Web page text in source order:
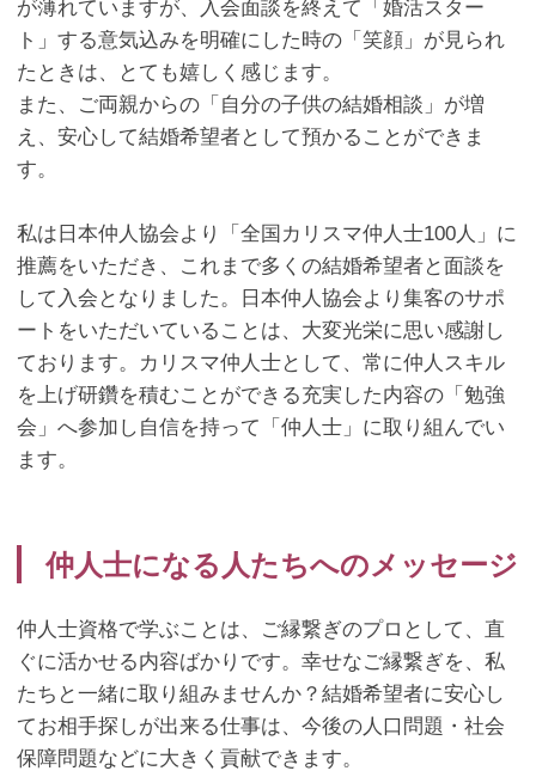
が薄れていますが、入会面談を終えて「婚活スター
ト」する意気込みを明確にした時の「笑顔」が見られ
たときは、とても嬉しく感じます。
また、ご両親からの「自分の子供の結婚相談」が増
え、安心して結婚希望者として預かることができま
す。
私は日本仲人協会より「全国カリスマ仲人士100人」に
推薦をいただき、これまで多くの結婚希望者と面談を
して入会となりました。日本仲人協会より集客のサポ
ートをいただいていることは、大変光栄に思い感謝し
ております。カリスマ仲人士として、常に仲人スキル
を上げ研鑽を積むことができる充実した内容の「勉強
会」へ参加し自信を持って「仲人士」に取り組んでい
ます。
仲人士になる人たちへのメッセージ
仲人士資格で学ぶことは、ご縁繋ぎのプロとして、直
ぐに活かせる内容ばかりです。幸せなご縁繋ぎを、私
たちと一緒に取り組みませんか？結婚希望者に安心し
てお相手探しが出来る仕事は、今後の人口問題・社会
保障問題などに大きく貢献できます。